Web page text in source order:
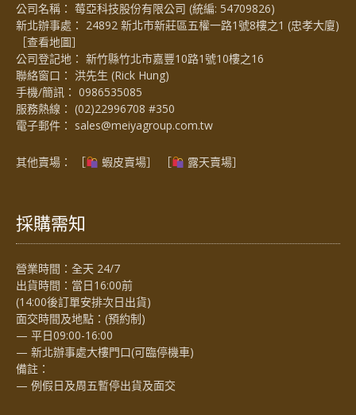
公司名稱： 莓亞科技股份有限公司 (統編: 54709826)
新北辦事處： 24892 新北市新莊區五權一路1號8樓之1 (忠孝大廈)
［查看地圖］
公司登記地： 新竹縣竹北市嘉豐10路1號10樓之16
聯絡窗口： 洪先生 (Rick Hung)
手機/簡訊： 0986535085
服務熱線： (02)22996708 #350
電子郵件： sales@meiyagroup.com.tw
其他賣場： ［ 蝦皮賣場］ ［ 露天賣場］
採購需知
營業時間：全天 24/7
出貨時間：當日16:00前
(14:00後訂單安排次日出貨)
面交時間及地點：(預約制)
— 平日09:00-16:00
— 新北辦事處大樓門口(可臨停機車)
備註：
— 例假日及周五暫停出貨及面交